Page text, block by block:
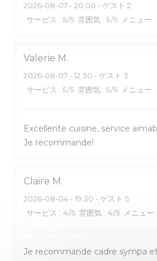
2026-08-07 - 20:00 - ゲスト 2
サービス : 5/5 雰囲気 : 5/5 メニュー :
Valerie M
2026-08-07 - 12:30 - ゲスト 3
サービス : 5/5 雰囲気 : 5/5 メニュー :
Excellente cuisine, service
Je recommande!
Claire M
2026-08-04 - 19:30 - ゲスト 5
サービス : 4/5 雰囲気 : 4/5 メニュー :
Je recommande cadre sympa